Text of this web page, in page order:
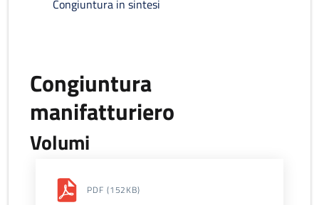
Congiuntura in sintesi
Congiuntura
manifatturiero
Volumi
PDF (152KB)